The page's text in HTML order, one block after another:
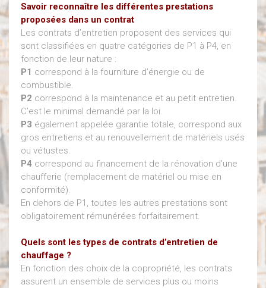
Savoir reconnaître les différentes prestations
proposées dans un contrat
Les contrats d’entretien proposent des services qui
sont classifiées en quatre catégories de P1 à P4, en
fonction de leur nature :
P1 correspond à la fourniture d’énergie ou de
combustible.
P2 correspond à la maintenance et au petit entretien.
C’est le minimal demandé par la loi.
P3 également appelée garantie totale, correspond aux
gros entretiens et au renouvellement de matériels usés
ou vétustes.
P4 correspond au financement de la rénovation d’une
chaufferie (remplacement de matériel ou mise en
conformité).
En dehors de P1, toutes les autres prestations sont
obligatoirement rémunérées forfaitairement.
Quels sont les types de contrats d’entretien de
chauffage ?
En fonction des choix de la copropriété, les contrats
assurent un ensemble de services plus ou moins